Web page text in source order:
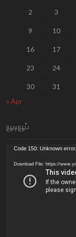
2 3
9 10
16 17
23 24
30
31
« Apr
யூடியூப்
Video
Code 150: Unknown error.
Download File: https://